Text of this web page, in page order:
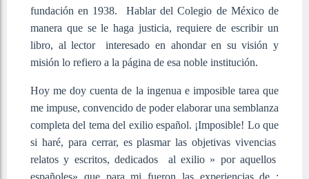
fundación en 1938. Hablar del Colegio de México de
manera que se le haga justicia, requiere de escribir un
libro, al lector interesado en ahondar en su visión y
misión lo refiero a la página de esa noble institución.
Hoy me doy cuenta de la ingenua e imposible tarea que
me impuse, convencido de poder elaborar una semblanza
completa del tema del exilio español. ¡Imposible! Lo que
si haré, para cerrar, es plasmar las objetivas vivencias
relatos y escritos, dedicados al exilio » por aquellos
españoles» que para mi fueron las experiencias de ;